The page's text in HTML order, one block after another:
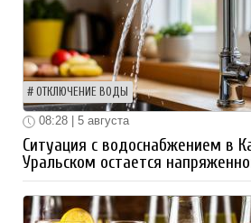
ОТКЛЮЧЕНИЕ ВОДЫ
08:28 | 5 августа
Ситуация с водоснабжением в
Уральском остается